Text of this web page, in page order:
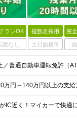
ランOK 複数名採用 完
勤なし 土日面接可